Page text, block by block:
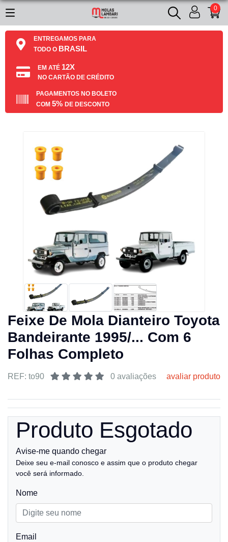
0
ENTREGAMOS PARA
TODO O BRASIL
EM ATÉ 12X
NO CARTÃO DE CRÉDITO
PAGAMENTOS NO BOLETO
COM 5% DE DESCONTO
Feixe De Mola Dianteiro Toyota
Bandeirante 1995/... Com 6
Folhas Completo
REF: to90 0 avaliações avaliar produto
Produto Esgotado
Avise-me quando chegar
Deixe seu e-mail conosco e assim que o produto chegar
você será informado.
Nome
Email